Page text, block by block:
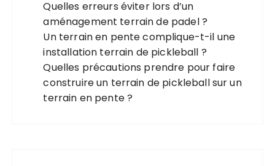
Quelles erreurs éviter lors d’un
aménagement terrain de padel ?
Un terrain en pente complique-t-il une
installation terrain de pickleball ?
Quelles précautions prendre pour faire
construire un terrain de pickleball sur un
terrain en pente ?